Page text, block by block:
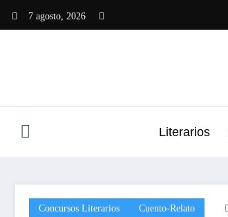
7 agosto, 2026
Literarios
Concursos Literarios Cuento-Relato